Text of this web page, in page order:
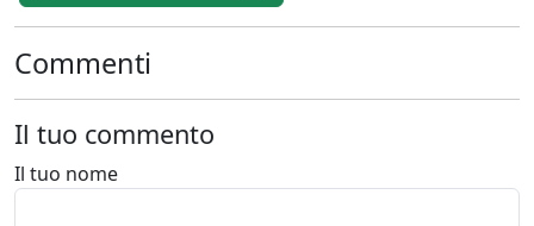
Commenti
Il tuo commento
Il tuo nome